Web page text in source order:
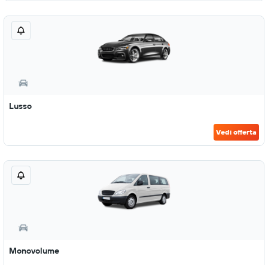
Lusso
Vedi offerta
Monovolume